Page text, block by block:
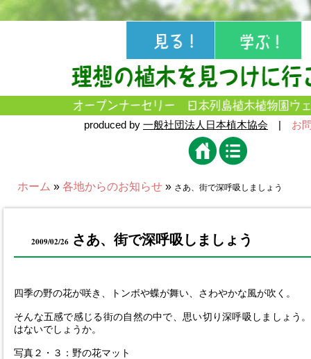
produced by 一般社団法人日本植木協会 | お
ホーム » 各地からのお知らせ » さあ、街で深呼吸しましょう
2009/02/26 さあ、街で深呼吸しましょう
四季の野の花が咲き、トンボや蝶が舞い、さわやかな風が吹く。
そんな五感で感じる街の自然の中で、思い切り深呼吸しましょう
はないでしょうか。
写真２・３：野の花マット